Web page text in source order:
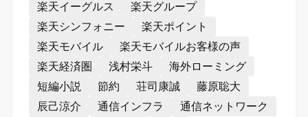
楽天イーグルス
楽天グループ
楽天シンフォニー
楽天ポイント
楽天モバイル
楽天モバイルお客様の声
楽天経済圏
浅村栄斗
海外ローミング
短編小説
節約 荘司康誠
藤原聡大
辰己涼介
通信インフラ
通信ネットワーク